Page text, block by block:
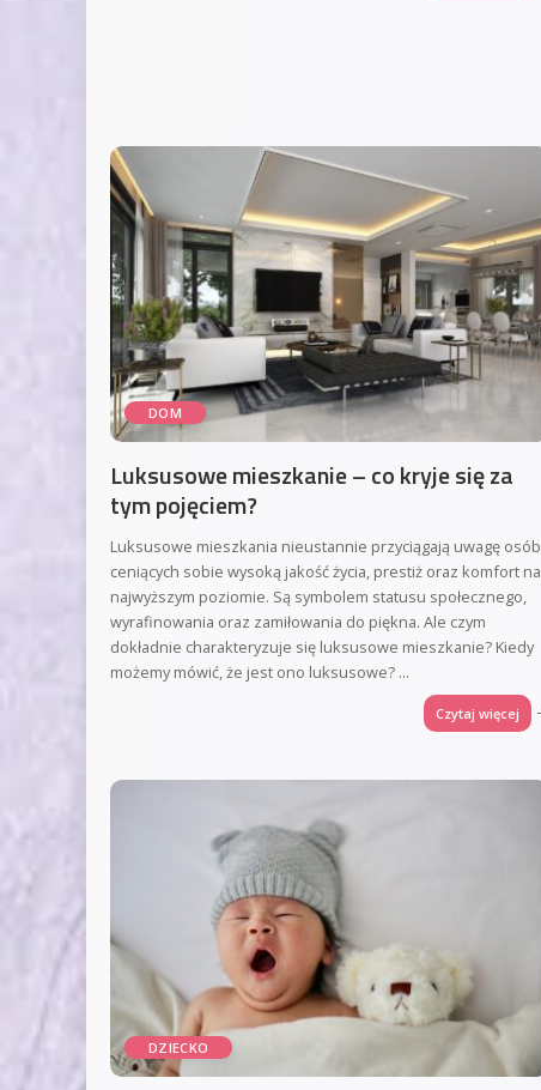
DOM
Luksusowe mieszkanie – co kryje się za
tym pojęciem?
Luksusowe mieszkania nieustannie przyciągają uwagę osób
ceniących sobie wysoką jakość życia, prestiż oraz komfort na
najwyższym poziomie. Są symbolem statusu społecznego,
wyrafinowania oraz zamiłowania do piękna. Ale czym
dokładnie charakteryzuje się luksusowe mieszkanie? Kiedy
możemy mówić, że jest ono luksusowe? ...
Czytaj więcej
DZIECKO